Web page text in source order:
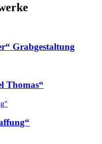
Grabgestaltung
Thomas“